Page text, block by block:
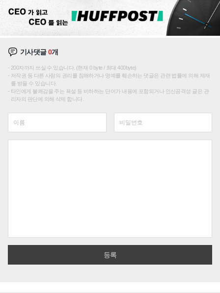
기사댓글0개
200자까지 쓰실 수 있습니다. (현재 0 byte / 최대 400byte)
저작권 등 다른 사람의 권리를 침해하거나 명예를 훼손하는 댓글은 관련 법률에 의해 제재
를 받을 수 있습니다.
타인에게 불쾌감을 주는 욕설 등 비하하는 단어가 내용에 포함되거나 인신공격성 글은 관
리자의 판단에 의해 삭제 합니다.